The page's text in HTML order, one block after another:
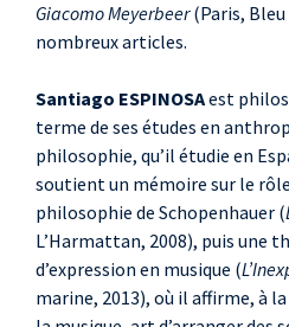
Giacomo Meyerbeer(Paris,
nombreux articles.
Santiago ESPINOSAest
terme de ses études en
philosophie, qu’il étudie en
soutient un mémoire sur le
philosophie de Schopenhauer (
L’Harmattan, 2008), puis une
d’expression en musique (
marine, 2013), où il affirme, à